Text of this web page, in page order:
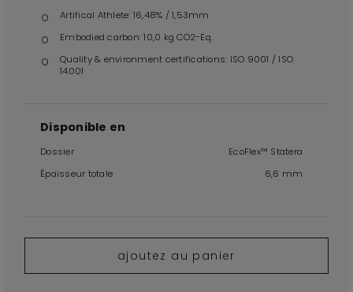
Artifical Athlete: 16,48% / 1,53mm
Embodied carbon: 10,0 kg CO2-Eq.
Quality & environment certifications: ISO 9001 / ISO
14001
Disponible en
Dossier
EcoFlex™ Statera
Épaisseur totale
6,6 mm
ajoutez au panier